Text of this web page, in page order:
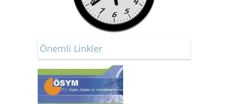
Önemli Linkler